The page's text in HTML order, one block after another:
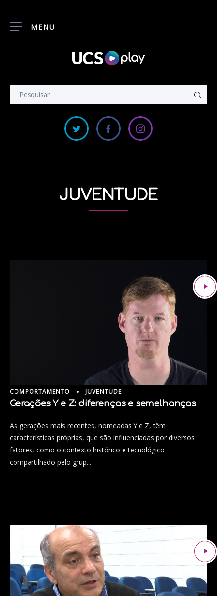
MENU
JUVENTUDE
COMPORTAMENTO JUVENTUDE
Gerações Y e Z: diferenças e semelhanças
As gerações mais recentes, nomeadas Y e Z, têm
características próprias, que são influenciadas por diversos
fatores, como o contexto histórico e tecnológico
compartilhado pelo grup...